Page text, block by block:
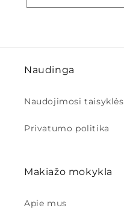
Naudinga
Naudojimosi taisyklės
Privatumo politika
Makiažo mokykla
Apie mus